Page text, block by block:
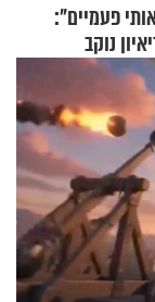
פעמיים":
נוקב